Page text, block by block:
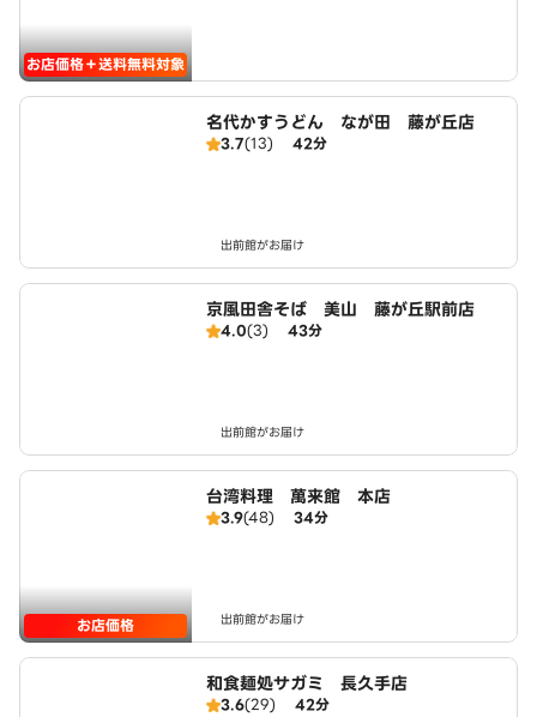
お店価格＋送料無料対象
名代かすうどん なが田 藤が丘店
3.7(13) 42分
出前館がお届け
京風田舎そば 美山 藤が丘駅前店
4.0(3) 43分
出前館がお届け
お店価格
台湾料理 萬来館 本店
3.9(48) 34分
出前館がお届け
和食麺処サガミ 長久手店
3.6(29) 42分